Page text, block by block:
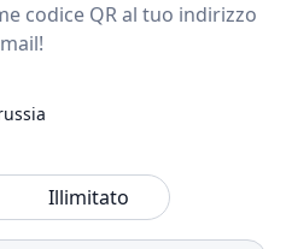
codice QR al tuo indirizzo
Illimitato